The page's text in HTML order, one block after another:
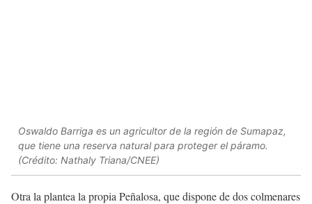
Oswaldo Barriga es un agricultor de la región de Sumapaz,
que tiene una reserva natural para proteger el páramo.
(Crédito: Nathaly Triana/CNEE)
Otra la plantea la propia Peñalosa, que dispone de dos colmenares